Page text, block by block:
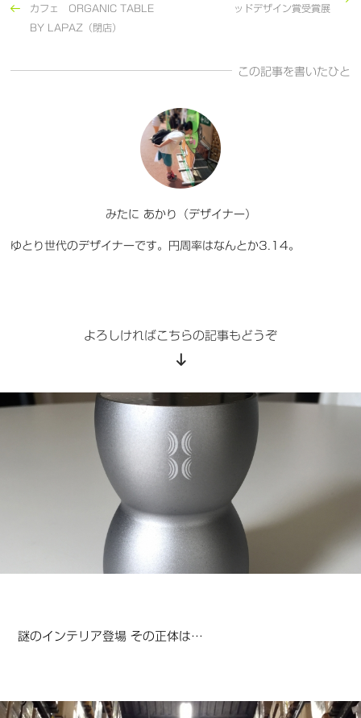
カフェ ORGANIC TABLE
BY LAPAZ（閉店）
ッドデザイン賞受賞展
この記事を書いたひと
みたに あかり（デザイナー）
ゆとり世代のデザイナーです。円周率はなんとか3.14。
よろしければこちらの記事もどうぞ
謎のインテリア登場 その正体は…